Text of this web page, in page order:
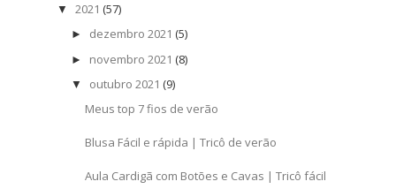
▼ 2021 (57)
► dezembro 2021 (5)
► novembro 2021 (8)
▼ outubro 2021 (9)
Meus top 7 fios de verão
Blusa Fácil e rápida | Tricô de verão
Aula Cardigã com Botões e Cavas | Tricô fácil